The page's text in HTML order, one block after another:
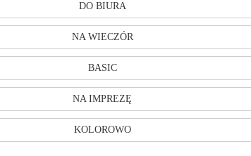
DO BIURA
NA WIECZÓR
BASIC
NA IMPREZĘ
KOLOROWO